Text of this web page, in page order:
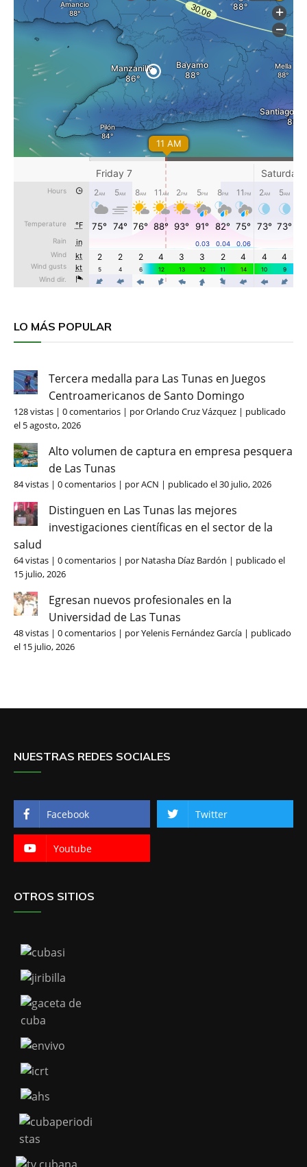
LO MÁS POPULAR
Tercera medalla para Las Tunas en Juegos
Centroamericanos de Santo Domingo
128 vistas | 0 comentarios | porOrlando Cruz Vázquez | publicado
el 5 agosto, 2026
Alto volumen de captura en empresa pesquera
de Las Tunas
84 vistas | 0 comentarios | porACN | publicado el 30 julio, 2026
Distinguen en Las Tunas las mejores
investigaciones científicas en el sector de la
salud
64 vistas | 0 comentarios | por Natasha Díaz Bardón | publicado el
15 julio, 2026
Egresan nuevos profesionales en la
Universidad de Las Tunas
48 vistas | 0 comentarios | porYelenis Fernández García | publicado
el 15 julio, 2026
NUESTRAS REDES SOCIALES
Facebook Twitter
Youtube
OTROS SITIOS